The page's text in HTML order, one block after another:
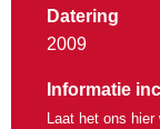
Datering
2009
Informatie
Laat het ons hier